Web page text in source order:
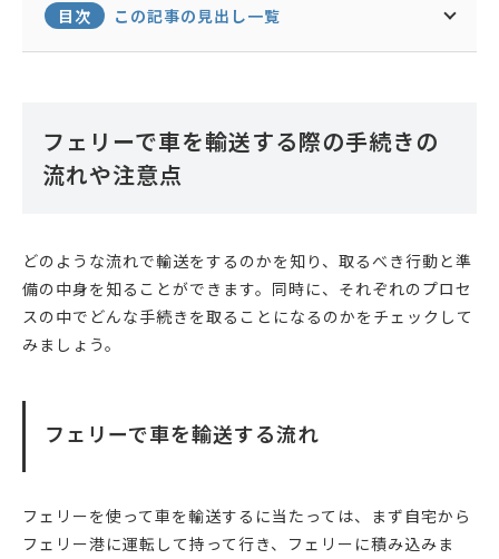
目次 この記事の見出し一覧
フェリーで車を輸送する際の手続きの
流れや注意点
どのような流れで輸送をするのかを知り、取るべき行動と準
備の中身を知ることができます。同時に、それぞれのプロセ
スの中でどんな手続きを取ることになるのかをチェックして
みましょう。
フェリーで車を輸送する流れ
フェリーを使って車を輸送するに当たっては、まず自宅から
フェリー港に運転して持って行き、フェリーに積み込みま